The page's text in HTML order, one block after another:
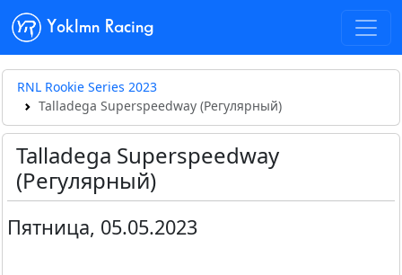
Yoklmn Racing
RNL Rookie Series 2023
Talladega Superspeedway (Регулярный)
Talladega Superspeedway
(Регулярный)
Пятница, 05.05.2023